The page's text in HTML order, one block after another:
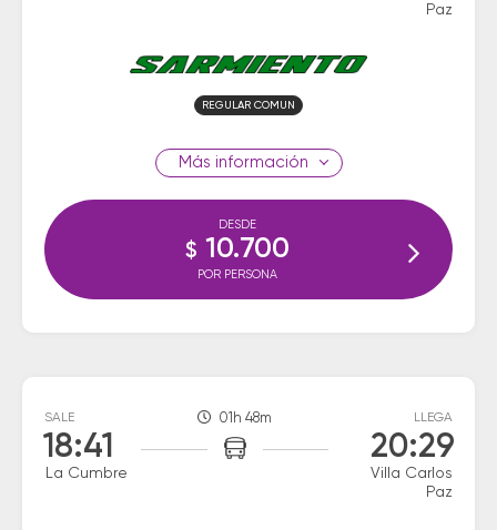
Paz
REGULAR COMUN
información
DESDE
$ 10.700
POR PERSONA
SALE
18:41
La Cumbre
01h 48m LLEGA
20:29
Villa Carlos
Paz